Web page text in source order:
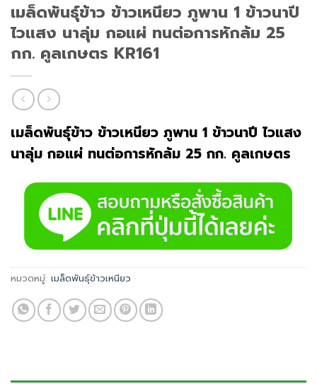
เมล็ดพันธุ์​ข้าว​ ข้าวเหนียว ภูพาน 1 ข้าวนาปี
ไวแสง นาลุ่ม กอแผ่ ทนต่อการหักล้ม 25
กก. คูลเกษตร KR161
เมล็ดพันธุ์​ข้าว​ ข้าวเหนียว ภูพาน 1 ข้าวนาปี ไวแสง
นาลุ่ม กอแผ่ ทนต่อการหักล้ม 25 กก. คูลเกษตร
หมวดหมู่: เมล็ดพันธุ์ข้าวเหนียว